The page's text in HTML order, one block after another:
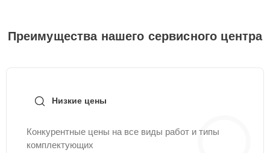
Преимущества нашего сервисного центра
Низкие цены
Конкурентные цены на все виды работ и типы
комплектующих